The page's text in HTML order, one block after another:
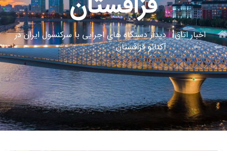
اخبار اتاق
دیدار دستگاه های اجرایی با سرکنسول ایران در
آکتائو قزاقستان